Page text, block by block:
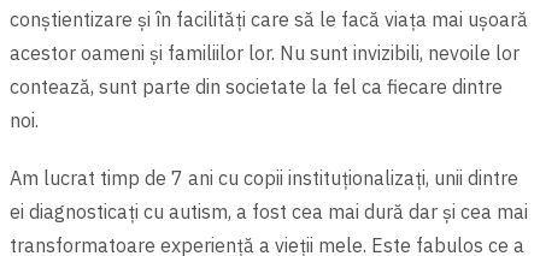
conștientizare și în facilități care să le facă viața mai ușoară
acestor oameni şi familiilor lor. Nu sunt invizibili, nevoile lor
contează, sunt parte din societate la fel ca fiecare dintre
noi.
Am lucrat timp de 7 ani cu copii instituționalizați, unii dintre
ei diagnosticați cu autism, a fost cea mai dură dar şi cea mai
transformatoare experiență a vieții mele. Este fabulos ce a